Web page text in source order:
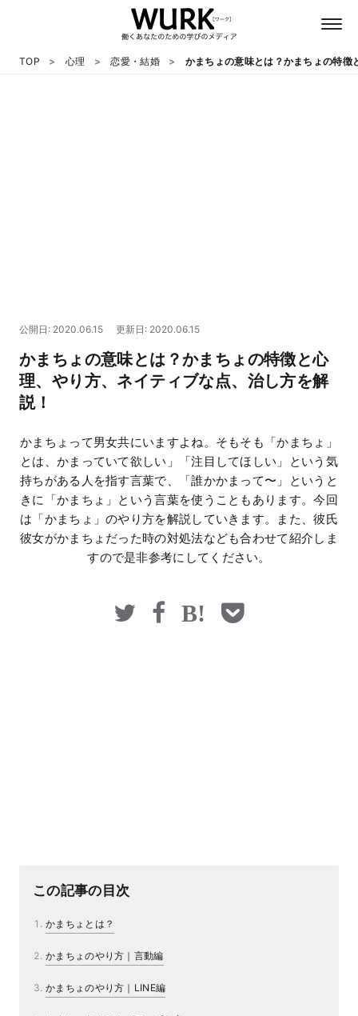
マネー
TOP 心理 恋愛・結婚 かまちょの意味とは？かまちょの特
公開日: 2020.06.15 更新日: 2020.06.15
かまちょの意味とは？かまちょの特徴と心
理、やり方、ネイティブな点、治し方を解
説！
かまちょって男女共にいますよね。そもそも「かまちょ」
とは、かまっていて欲しい」「注目してほしい」という気
持ちがある人を指す言葉で、「誰かかまって〜」というと
きに「かまちょ」という言葉を使うこともあります。今回
は「かまちょ」のやり方を解説していきます。また、彼氏
彼女がかまちょだった時の対処法なども合わせて紹介しま
すので是非参考にしてください。
この記事の目次
かまちょとは？
かまちょのやり方｜言動編
かまちょのやり方｜LINE編